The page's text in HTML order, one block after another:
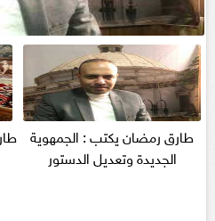
طارق رمضان يكتب : الجمهوية
الجديدة وتعديل الدستور